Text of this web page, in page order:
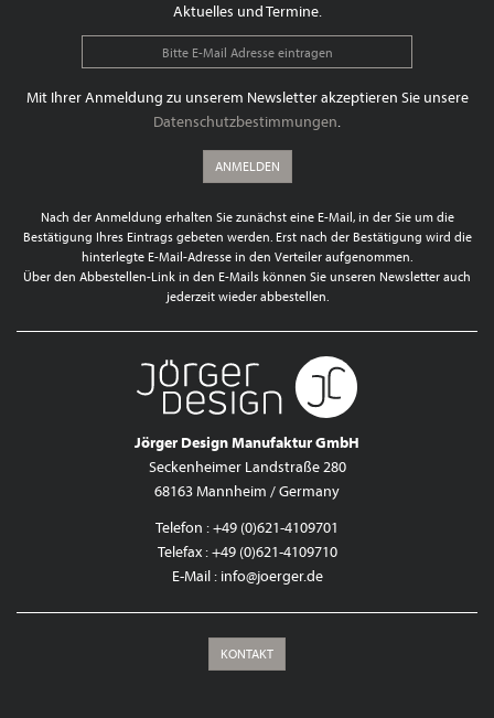
Aktuelles und Termine.
Mit Ihrer Anmeldung zu unserem Newsletter akzeptieren Sie unsere
Datenschutzbestimmungen.
ANMELDEN
Nach der Anmeldung erhalten Sie zunächst eine E-Mail, in der Sie um die
Bestätigung Ihres Eintrags gebeten werden. Erst nach der Bestätigung wird die
hinterlegte E-Mail-Adresse in den Verteiler aufgenommen.
Über den Abbestellen-Link in den E-Mails können Sie unseren Newsletter auch
jederzeit wieder abbestellen.
Jörger Design Manufaktur GmbH
Seckenheimer Landstraße 280
68163 Mannheim / Germany
Telefon : +49 (0)621-4109701
Telefax : +49 (0)621-4109710
E-Mail : info@joerger.de
KONTAKT